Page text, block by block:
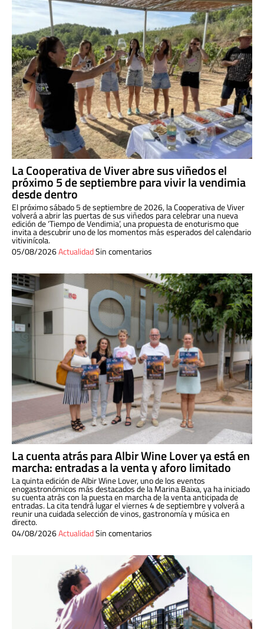
La Cooperativa de Viver abre sus viñedos el
próximo 5 de septiembre para vivir la vendimia
desde dentro
El próximo sábado 5 de septiembre de 2026, la Cooperativa de Viver
volverá a abrir las puertas de sus viñedos para celebrar una nueva
edición de ‘Tiempo de Vendimia’, una propuesta de enoturismo que
invita a descubrir uno de los momentos más esperados del calendario
vitivinícola.
05/08/2026ActualidadSin comentarios
La cuenta atrás para Albir Wine Lover ya está en
marcha: entradas a la venta y aforo limitado
La quinta edición de Albir Wine Lover, uno de los eventos
enogastronómicos más destacados de la Marina Baixa, ya ha iniciado
su cuenta atrás con la puesta en marcha de la venta anticipada de
entradas. La cita tendrá lugar el viernes 4 de septiembre y volverá a
reunir una cuidada selección de vinos, gastronomía y música en
directo.
04/08/2026ActualidadSin comentarios